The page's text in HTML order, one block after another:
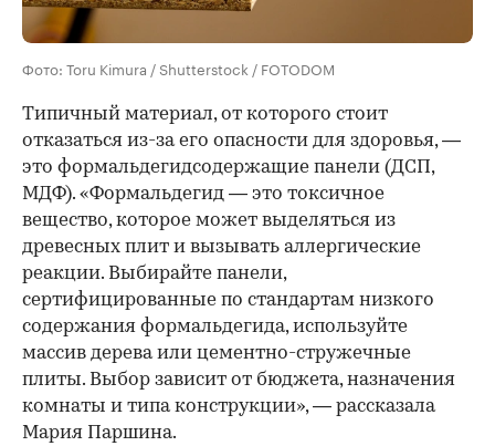
Фото: Toru Kimura / Shutterstock / FOTODOM
Типичный материал, от которого стоит
отказаться из-за его опасности для здоровья, —
это формальдегидсодержащие панели (ДСП,
МДФ). «Формальдегид — это токсичное
вещество, которое может выделяться из
древесных плит и вызывать аллергические
реакции. Выбирайте панели,
сертифицированные по стандартам низкого
содержания формальдегида, используйте
массив дерева или цементно-стружечные
плиты. Выбор зависит от бюджета, назначения
комнаты и типа конструкции», — рассказала
Мария Паршина.